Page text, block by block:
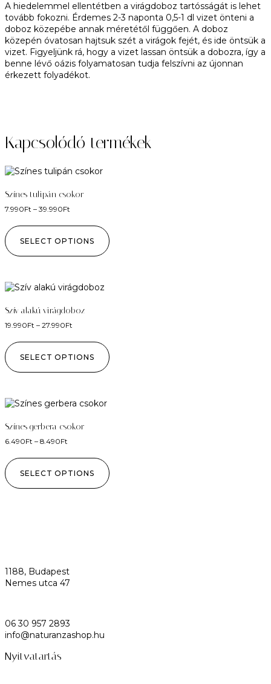
A hiedelemmel ellentétben a virágdoboz tartósságát is lehet
tovább fokozni. Érdemes 2-3 naponta 0,5-1 dl vizet önteni a
doboz közepébe annak méretétől függően. A doboz
közepén óvatosan hajtsuk szét a virágok fejét, és ide öntsük a
vizet. Figyeljünk rá, hogy a vizet lassan öntsük a dobozra, így a
benne lévő oázis folyamatosan tudja felszívni az újonnan
érkezett folyadékot.
Kapcsolódó termékek
Színes tulipán csokor
7.990Ft – 39.990Ft
SELECT OPTIONS
Szív alakú virágdoboz
19.990Ft – 27.990Ft
SELECT OPTIONS
Színes gerbera csokor
6.490Ft – 8.490Ft
SELECT OPTIONS
1188, Budapest
Nemes utca 47
06 30 957 2893
info@naturanzashop.hu
Nyitvatartás